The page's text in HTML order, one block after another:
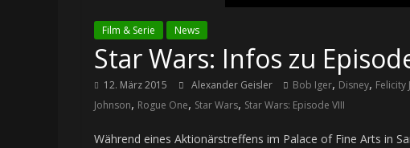
Film & Serie News
Star Wars: Infos zu
12. März 2015 Alexander Geisler Bob Iger, Disney, Felicity
Johnson, Rogue One, Star Wars, Star Wars: Episode VIII
Während eines Aktionärstreffens im Palace of Fine Arts in